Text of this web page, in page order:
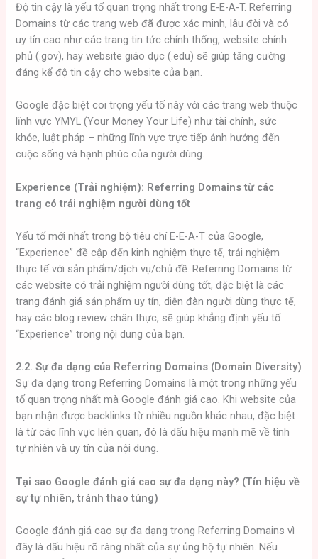
Độ tin cậy là yếu tố quan trọng nhất trong E-E-A-T. Referring
Domains từ các trang web đã được xác minh, lâu đời và có
uy tín cao như các trang tin tức chính thống, website chính
phủ (.gov), hay website giáo dục (.edu) sẽ giúp tăng cường
đáng kể độ tin cậy cho website của bạn.
Google đặc biệt coi trọng yếu tố này với các trang web thuộc
lĩnh vực YMYL (Your Money Your Life) như tài chính, sức
khỏe, luật pháp – những lĩnh vực trực tiếp ảnh hưởng đến
cuộc sống và hạnh phúc của người dùng.
Experience (Trải nghiệm): Referring Domains từ các
trang có trải nghiệm người dùng tốt
Yếu tố mới nhất trong bộ tiêu chí E-E-A-T của Google,
“Experience” đề cập đến kinh nghiệm thực tế, trải nghiệm
thực tế với sản phẩm/dịch vụ/chủ đề. Referring Domains từ
các website có trải nghiệm người dùng tốt, đặc biệt là các
trang đánh giá sản phẩm uy tín, diễn đàn người dùng thực tế,
hay các blog review chân thực, sẽ giúp khẳng định yếu tố
“Experience” trong nội dung của bạn.
2.2. Sự đa dạng của Referring Domains (Domain Diversity)
Sự đa dạng trong Referring Domains là một trong những yếu
tố quan trọng nhất mà Google đánh giá cao. Khi website của
bạn nhận được backlinks từ nhiều nguồn khác nhau, đặc biệt
là từ các lĩnh vực liên quan, đó là dấu hiệu mạnh mẽ về tính
tự nhiên và uy tín của nội dung.
Tại sao Google đánh giá cao sự đa dạng này? (Tín hiệu về
sự tự nhiên, tránh thao túng)
Google đánh giá cao sự đa dạng trong Referring Domains vì
đây là dấu hiệu rõ ràng nhất của sự ủng hộ tự nhiên. Nếu